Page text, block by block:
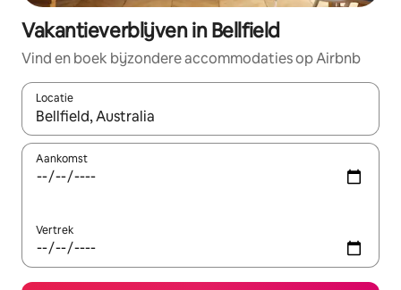
Vakantieverblijven in Bellfield
Vind en boek bijzondere accommodaties op Airbnb
Locatie
Wanneer er resultaten beschikbaar zijn, maak je een keuze
Aankomst
Vertrek